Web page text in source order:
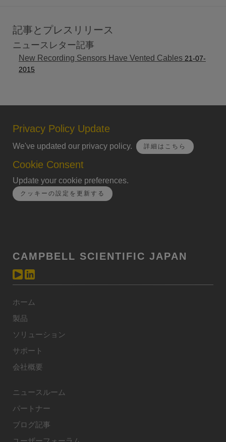
記事とプレスリリース
ニュースレター記事
New Recording Sensors Have Vented Cables 21-07-
2015
Privacy Policy Update
We've updated our privacy policy. 詳細はこちら
Cookie Consent
Update your cookie preferences.
クッキーの設定を更新する
CAMPBELL SCIENTIFIC JAPAN
ホーム
製品
ソリューション
サポート
会社概要
ニュースルーム
パートナー
ブログ記事